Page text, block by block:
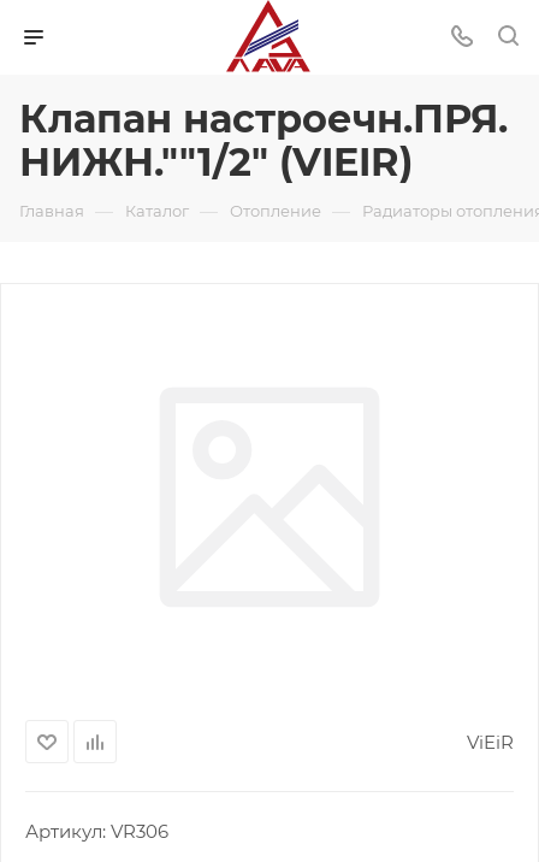
Клапан настроечн.ПРЯ.
НИЖН.""1/2" (VIEIR)
Главная — Каталог — Отопление — Радиаторы
ViEiR
Артикул: VR306